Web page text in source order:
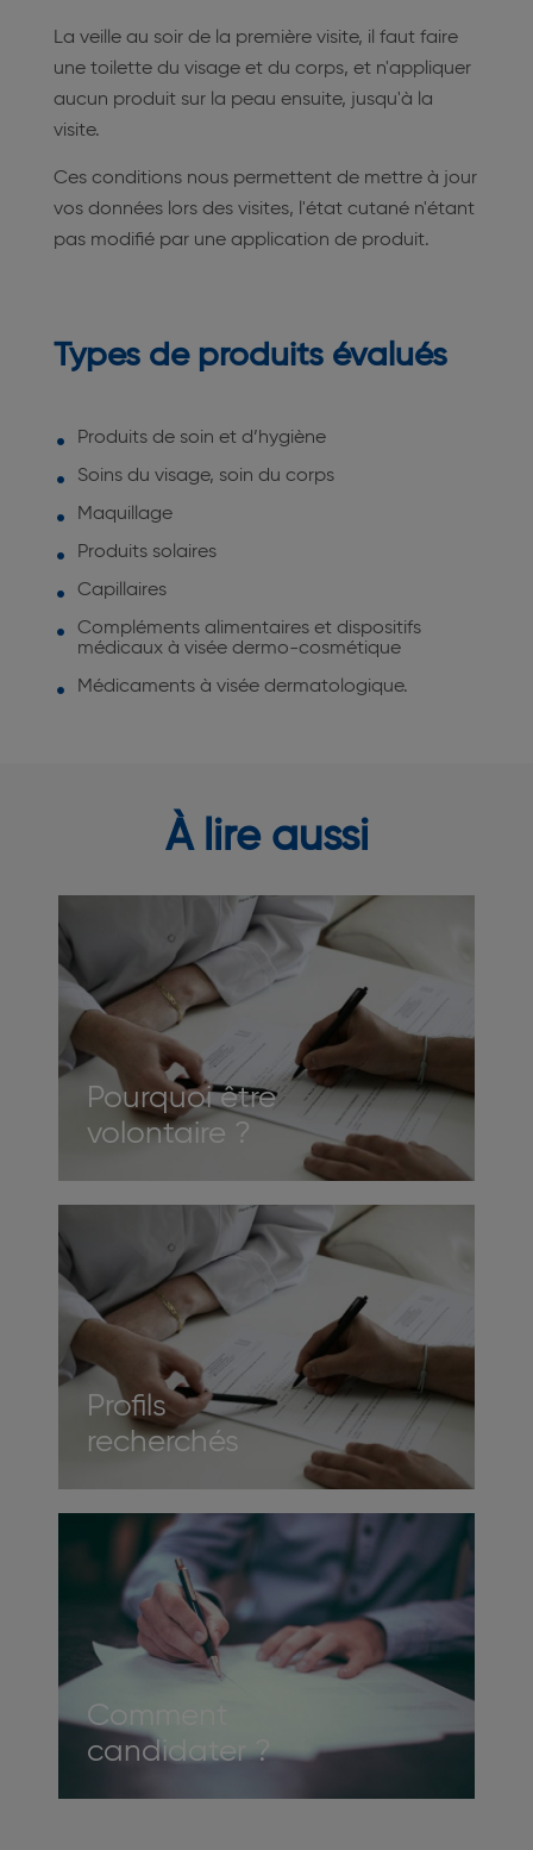
La veille au soir de la première visite, il faut faire
une toilette du visage et du corps, et n'appliquer
aucun produit sur la peau ensuite, jusqu'à la
visite.
Ces conditions nous permettent de mettre à jour
vos données lors des visites, l'état cutané n'étant
pas modifié par une application de produit.
Types de produits évalués
Produits de soin et d’hygiène
Soins du visage, soin du corps
Maquillage
Produits solaires
Capillaires
Compléments alimentaires et dispositifs
médicaux à visée dermo-cosmétique
Médicaments à visée dermatologique.
À lire aussi
Pourquoi être
volontaire ?
Profils
recherchés
Comment
candidater ?